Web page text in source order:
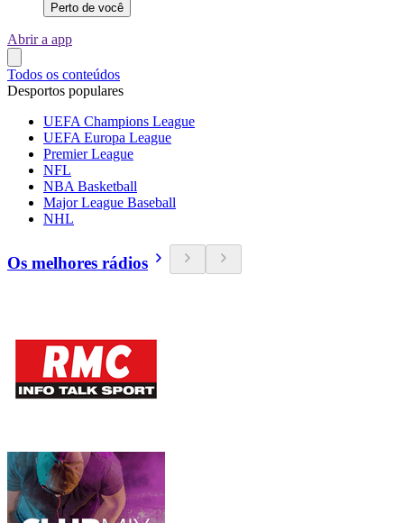
Perto de você
Abrir a app
Todos os conteúdos
Desportos populares
UEFA Champions League
UEFA Europa League
Premier League
NFL
NBA Basketball
Major League Baseball
NHL
Os melhores rádios